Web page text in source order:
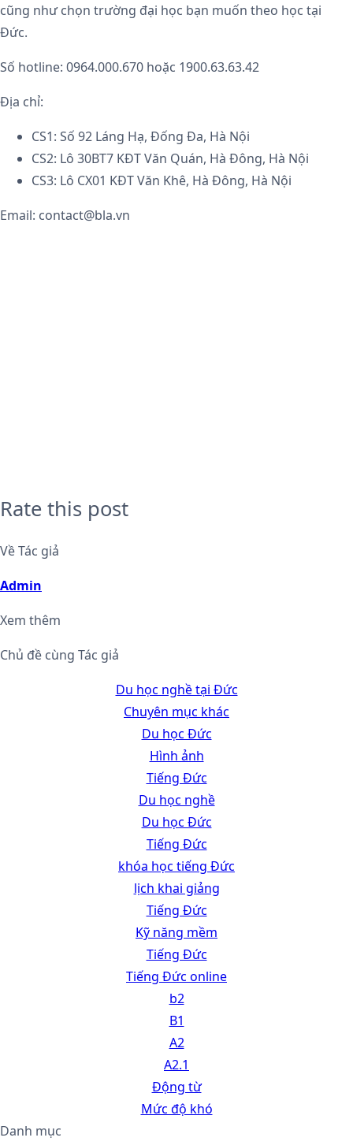
cũng như chọn trường đại học bạn muốn theo học tại
Đức.
Số hotline: 0964.000.670 hoặc 1900.63.63.42
Địa chỉ:
CS1: Số 92 Láng Hạ, Đống Đa, Hà Nội
CS2: Lô 30BT7 KĐT Văn Quán, Hà Đông, Hà Nội
CS3: Lô CX01 KĐT Văn Khê, Hà Đông, Hà Nội
Email: contact@bla.vn
Rate this post
Về Tác giả
Admin
Xem thêm
Chủ đề cùng Tác giả
Du học nghề tại Đức
Chuyên mục khác
Du học Đức
Hình ảnh
Tiếng Đức
Du học nghề
Du học Đức
Tiếng Đức
khóa học tiếng Đức
lịch khai giảng
Tiếng Đức
Kỹ năng mềm
Tiếng Đức
Tiếng Đức online
b2
B1
A2
A2.1
Động từ
Mức độ khó
Danh mục